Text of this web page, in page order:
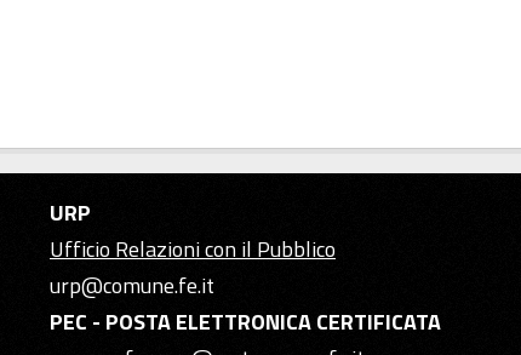
URP
Ufficio Relazioni con il Pubblico
urp@comune.fe.it
PEC - POSTA ELETTRONICA CERTIFICATA